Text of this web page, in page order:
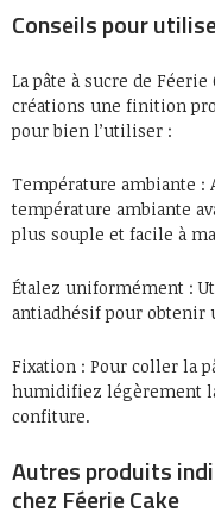
Conseils pour
La pâte à sucre de
créations une finition
pour bien l’utiliser :
Température ambiante :
température ambiante
plus souple et facile à
Étalez uniformément :
antiadhésif pour obtenir
Fixation : Pour coller la
humidifiez légèrement la
confiture.
Autres produits
chez Féerie Cake